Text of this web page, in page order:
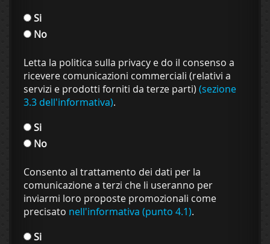
Si
No
Letta la politica sulla privacy e do il consenso a
ricevere comunicazioni commerciali (relativi a
servizi e prodotti forniti da terze parti) (sezione
3.3 dell'informativa).
Si
No
Consento al trattamento dei dati per la
comunicazione a terzi che li useranno per
inviarmi loro proposte promozionali come
precisato nell'informativa (punto 4.1).
Si